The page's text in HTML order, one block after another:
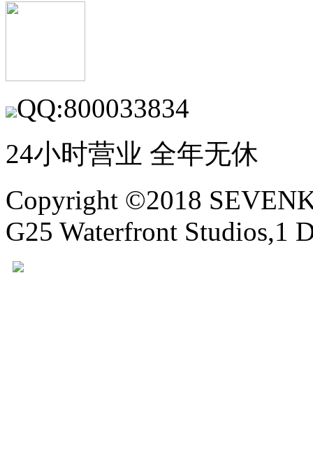
QQ:800033834
24小时营业 全年无休
Copyright ©2018
G25 Waterfront Studios,1